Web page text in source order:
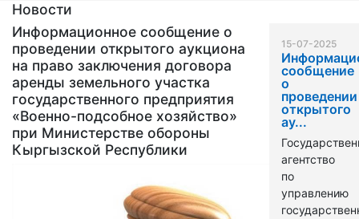
Новости
Информационное сообщение о
проведении открытого аукциона
на право заключения договора
аренды земельного участка
государственного предприятия
«Военно-подсобное хозяйство»
при Министерстве обороны
Кыргызской Республики
15-07-2025
сообщение
о
проведении
открытого
ау...
агентство
по
управлению